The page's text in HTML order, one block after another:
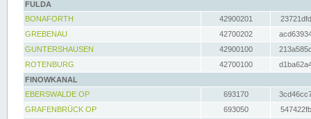
FULDA
BONAFORTH
42900201
GREBENAU
42700202
GUNTERSHAUSEN
42900100
ROTENBURG
42700100
FINOWKANAL
EBERSWALDE OP
693170
GRAFENBRÜCK OP
693050